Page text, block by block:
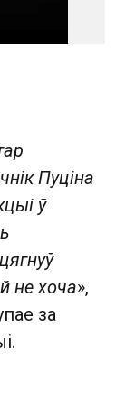
Пуціна
ў
не хоча»,
за